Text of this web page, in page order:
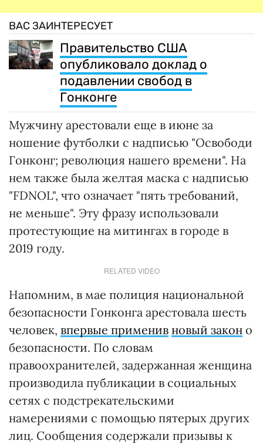
ВАС ЗАИНТЕРЕСУЕТ
Правительство США
опубликовало доклад о
подавлении свобод в
Гонконге
Мужчину арестовали еще в июне за
ношение футболки с надписью "Освободи
Гонконг; революция нашего времени". На
нем также была желтая маска с надписью
"FDNOL", что означает "пять требований,
не меньше". Эту фразу использовали
протестующие на митингах в городе в
2019 году.
RELATED VIDEO
Напомним, в мае полиция национальной
безопасности Гонконга арестовала шесть
человек, впервые применив новый закон о
безопасности. По словам
правоохранителей, задержанная женщина
производила публикации в социальных
сетях с подстрекательскими
намерениями с помощью пятерых других
лиц. Сообщения содержали призывы к